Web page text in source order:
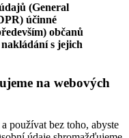
(General
účinné
občanů
s jejich
na webových
používat bez toho, abyste